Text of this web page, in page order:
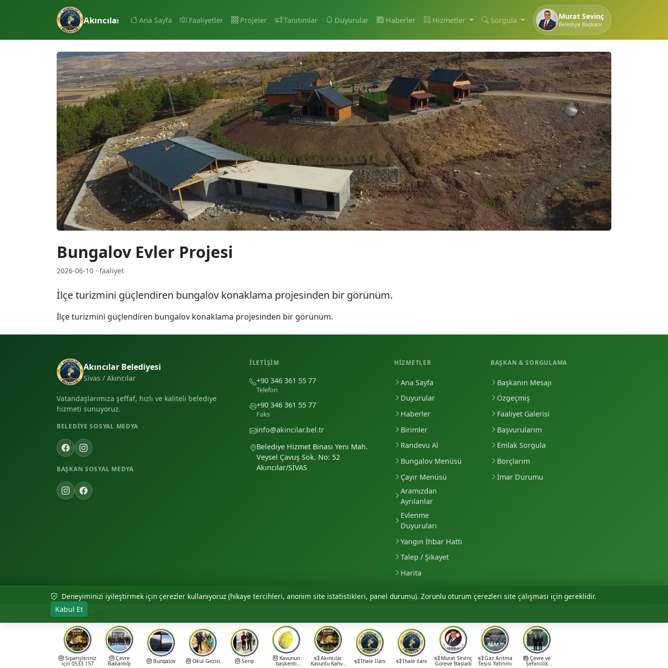
Akıncılar Belediyesi
Ana Sayfa Faaliyetler Projeler Tanıtımlar Duyurular Haberler Hizmetler Sorgula Murat Sevinç
Belediye Başkanı
Bungalov Evler Projesi
2026-06-10 · faaliyet
İlçe turizmini güçlendiren bungalov konaklama projesinden bir görünüm.
İlçe turizmini güçlendiren bungalov konaklama projesinden bir görünüm.
Akıncılar Belediyesi
Sivas / Akıncılar
Vatandaşlarımıza şeffaf, hızlı ve kaliteli belediye
hizmeti sunuyoruz.
BELEDIYE SOSYAL MEDYA
BAŞKAN SOSYAL MEDYA
İLETIŞIM
+90 346 361 55 77
Telefon
+90 346 361 55 77
Faks
info@akincilar.bel.tr
Belediye Hizmet Binası Yeni Mah.
Veysel Çavuş Sok. No: 52
Akıncılar/SİVAS
HIZMETLER
Ana Sayfa
Duyurular
Haberler
Birimler
Randevu Al
Bungalov Menüsü
Çayır Menüsü
Aramızdan
Ayrılanlar
Evlenme
Duyuruları
Yangın İhbar Hattı
Talep / Şikayet
Harita
BAŞKAN & SORGULAMA
Başkanın Mesajı
Özgeçmiş
Faaliyet Galerisi
Başvurularım
Emlak Sorgula
Borçlarım
İmar Durumu
© 2026 Akıncılar Belediyesi — Tüm hakları saklıdır.
Deneyiminizi iyileştirmek için çerezler kullanıyoruz (hikaye tercihleri, anonim site istatistikleri, panel durumu). Zorunlu oturum çerezleri site çalışması için gereklidir.
Kabul Et
Hikayeler
Siparişleriniz
için 0533 157
Çevre
Bakanlığı Bungalov Okul Gezisi Sergi Kavunun
başkenti
Akıncılar
Kavunlu Kahve İhale İlanı İhale ilanı Murat Sevinç
Göreve Başladı
Gaz Arıtma
Tesisi Yatırımı
Çevre ve
Şehircilik